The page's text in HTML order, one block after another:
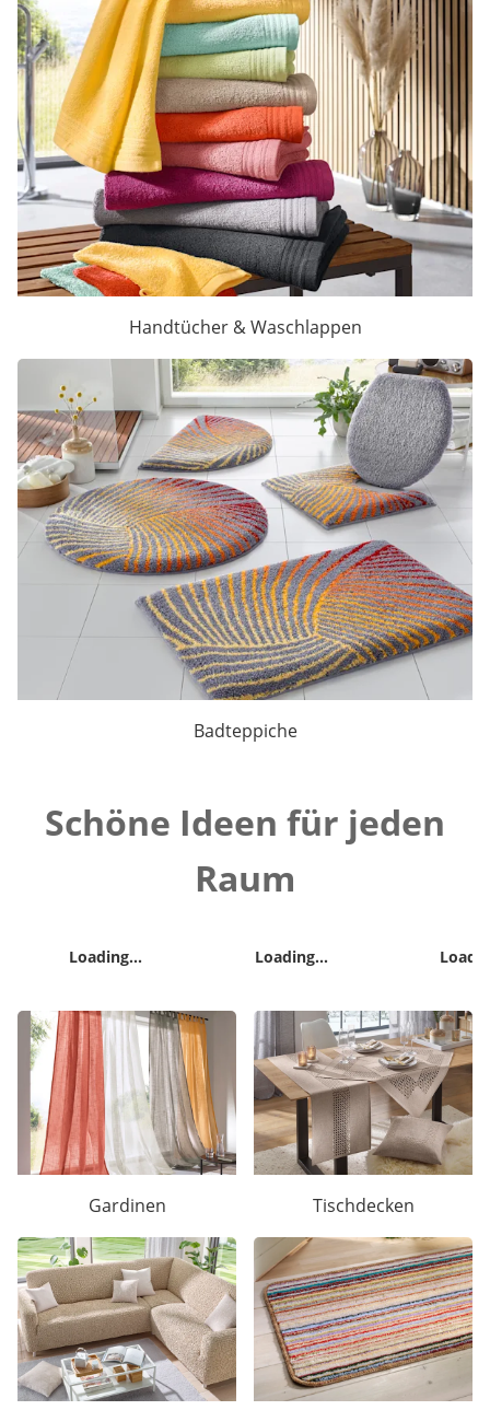
Handtücher & Waschlappen
Badteppiche
Schöne Ideen für jeden
Raum
Loading... Loading...
Gardinen Tischdecken